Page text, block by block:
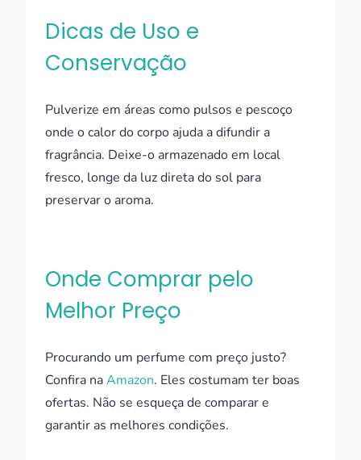
Dicas de Uso e
Conservação
Pulverize em áreas como pulsos e pescoço
onde o calor do corpo ajuda a difundir a
fragrância. Deixe-o armazenado em local
fresco, longe da luz direta do sol para
preservar o aroma.
Onde Comprar pelo
Melhor Preço
Procurando um perfume com preço justo?
Confira naAmazon. Eles costumam ter boas
ofertas. Não se esqueça de comparar e
garantir as melhores condições.